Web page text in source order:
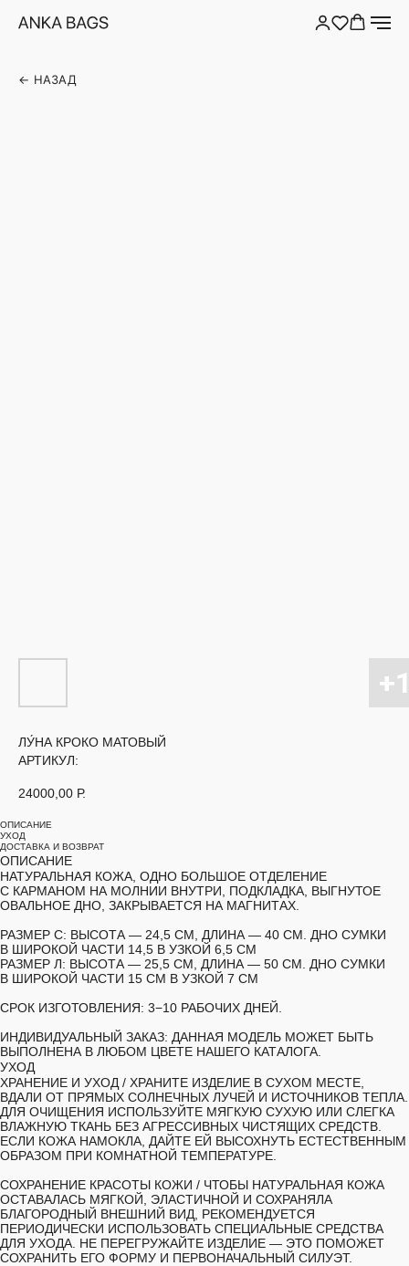
← НАЗАД
ЛУ́НА КРОКО МАТОВЫЙ
АРТИКУЛ:
24000,00 Р.
ОПИСАНИЕ
УХОД
ДОСТАВКА И ВОЗВРАТ
ОПИСАНИЕ
НАТУРАЛЬНАЯ КОЖА, ОДНО БОЛЬШОЕ ОТДЕЛЕНИЕ
С КАРМАНОМ НА МОЛНИИ ВНУТРИ, ПОДКЛАДКА, ВЫГНУТОЕ
ОВАЛЬНОЕ ДНО, ЗАКРЫВАЕТСЯ НА МАГНИТАХ.
РАЗМЕР С: ВЫСОТА — 24,5 СМ, ДЛИНА — 40 СМ. ДНО СУМКИ
В ШИРОКОЙ ЧАСТИ 14,5 В УЗКОЙ 6,5 СМ
РАЗМЕР Л: ВЫСОТА — 25,5 СМ, ДЛИНА — 50 СМ. ДНО СУМКИ
В ШИРОКОЙ ЧАСТИ 15 СМ В УЗКОЙ 7 СМ
СРОК ИЗГОТОВЛЕНИЯ: 3−10 РАБОЧИХ ДНЕЙ.
ИНДИВИДУАЛЬНЫЙ ЗАКАЗ: ДАННАЯ МОДЕЛЬ МОЖЕТ БЫТЬ
ВЫПОЛНЕНА В ЛЮБОМ ЦВЕТЕ НАШЕГО КАТАЛОГА.
УХОД
ХРАНЕНИЕ И УХОД / ХРАНИТЕ ИЗДЕЛИЕ В СУХОМ МЕСТЕ,
ВДАЛИ ОТ ПРЯМЫХ СОЛНЕЧНЫХ ЛУЧЕЙ И ИСТОЧНИКОВ ТЕПЛА.
ДЛЯ ОЧИЩЕНИЯ ИСПОЛЬЗУЙТЕ МЯГКУЮ СУХУЮ ИЛИ СЛЕГКА
ВЛАЖНУЮ ТКАНЬ БЕЗ АГРЕССИВНЫХ ЧИСТЯЩИХ СРЕДСТВ.
ЕСЛИ КОЖА НАМОКЛА, ДАЙТЕ ЕЙ ВЫСОХНУТЬ ЕСТЕСТВЕННЫМ
ОБРАЗОМ ПРИ КОМНАТНОЙ ТЕМПЕРАТУРЕ.
СОХРАНЕНИЕ КРАСОТЫ КОЖИ / ЧТОБЫ НАТУРАЛЬНАЯ КОЖА
ОСТАВАЛАСЬ МЯГКОЙ, ЭЛАСТИЧНОЙ И СОХРАНЯЛА
БЛАГОРОДНЫЙ ВНЕШНИЙ ВИД, РЕКОМЕНДУЕТСЯ
ПЕРИОДИЧЕСКИ ИСПОЛЬЗОВАТЬ СПЕЦИАЛЬНЫЕ СРЕДСТВА
ДЛЯ УХОДА. НЕ ПЕРЕГРУЖАЙТЕ ИЗДЕЛИЕ — ЭТО ПОМОЖЕТ
СОХРАНИТЬ ЕГО ФОРМУ И ПЕРВОНАЧАЛЬНЫЙ СИЛУЭТ.